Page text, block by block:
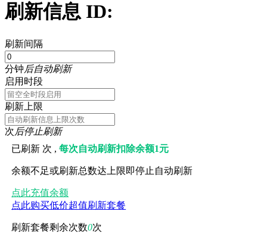
刷新信息 ID:
刷新间隔
分钟后自动刷新
启用时段
刷新上限
次后停止刷新
已刷新 次 ,每次自动刷新扣除余额1元
余额不足或刷新总数达上限即停止自动刷新
点此充值余额
点此购买低价超值刷新套餐
刷新套餐剩余次数0次